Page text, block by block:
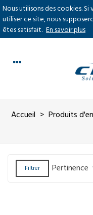
Nous utilisons des cookies.
utiliser ce site, nous
êtes satisfait. En savoir plus
Accueil > Produits
Filtrer Pertinence